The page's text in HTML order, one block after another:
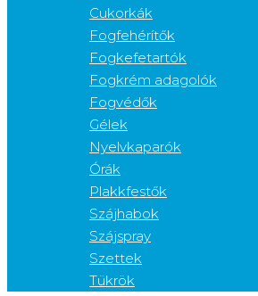
Cukorkák
Fogfehérítők
Fogkefetartók
Fogkrém adagolók
Fogvédők
Gélek
Nyelvkaparók
Órák
Plakkfestők
Szájhabok
Szájspray
Szettek
Tükrök